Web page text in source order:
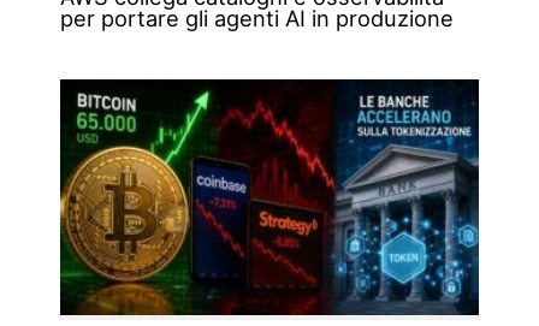
per portare gli agenti AI in produzione